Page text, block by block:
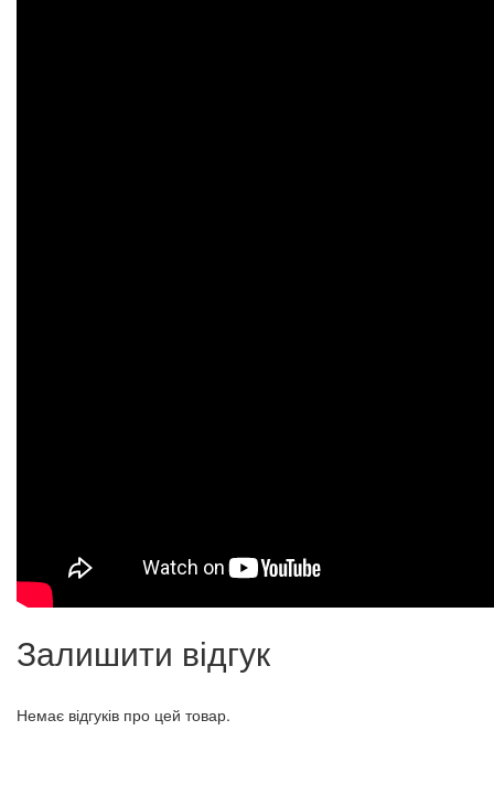
Залишити відгук
Немає відгуків про цей товар.